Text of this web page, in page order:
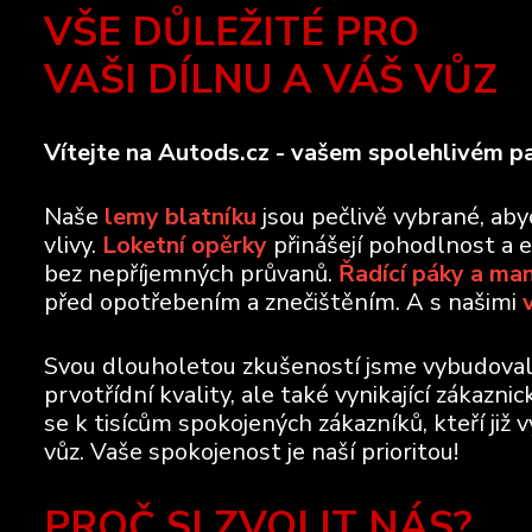
VŠE DŮLEŽITÉ PRO
VAŠI DÍLNU A VÁŠ VŮZ
Vítejte na Autods.cz - vašem spolehlivém
Naše lemy blatníku jsou pečlivě vybrané,
vlivy. Loketní opěrky přinášejí pohodlnost a
bez nepříjemných průvanů. Řadící páky a
před opotřebením a znečištěním. A s našimi
Svou dlouholetou zkušeností jsme
prvotřídní kvality, ale také vynikající
se k tisícům spokojených zákazníků, kteří již
vůz. Vaše spokojenost je naší prioritou!